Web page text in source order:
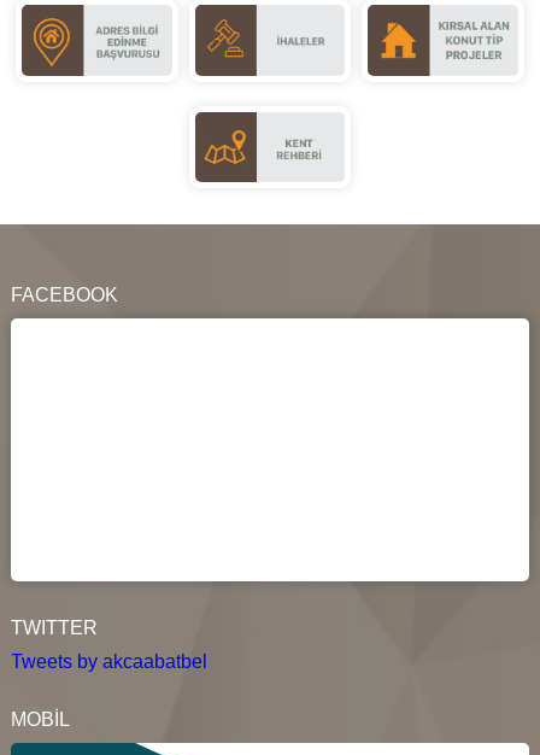
FACEBOOK
TWITTER
Tweets by akcaabatbel
MOBİL